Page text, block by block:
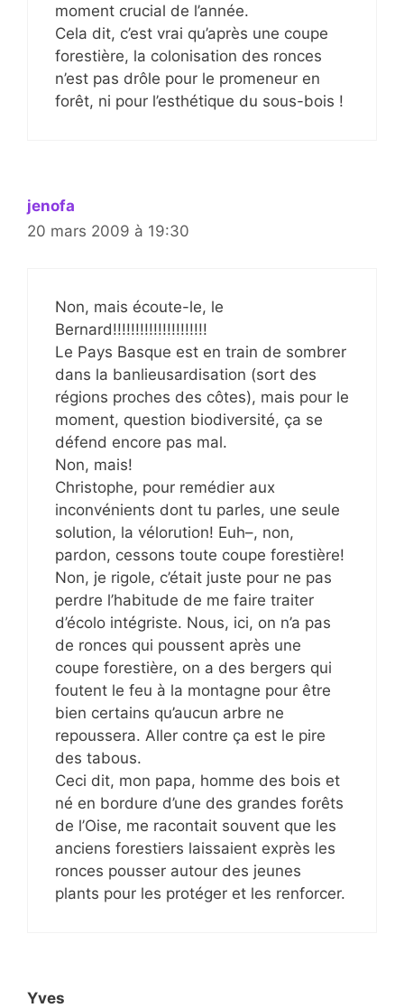
moment crucial de l’année.
Cela dit, c’est vrai qu’après une coupe
forestière, la colonisation des ronces
n’est pas drôle pour le promeneur en
forêt, ni pour l’esthétique du sous-bois !
jenofa
20 mars 2009 à 19:30
Non, mais écoute-le, le
Bernard!!!!!!!!!!!!!!!!!!!!!
Le Pays Basque est en train de sombrer
dans la banlieusardisation (sort des
régions proches des côtes), mais pour le
moment, question biodiversité, ça se
défend encore pas mal.
Non, mais!
Christophe, pour remédier aux
inconvénients dont tu parles, une seule
solution, la vélorution! Euh–, non,
pardon, cessons toute coupe forestière!
Non, je rigole, c’était juste pour ne pas
perdre l’habitude de me faire traiter
d’écolo intégriste. Nous, ici, on n’a pas
de ronces qui poussent après une
coupe forestière, on a des bergers qui
foutent le feu à la montagne pour être
bien certains qu’aucun arbre ne
repoussera. Aller contre ça est le pire
des tabous.
Ceci dit, mon papa, homme des bois et
né en bordure d’une des grandes forêts
de l’Oise, me racontait souvent que les
anciens forestiers laissaient exprès les
ronces pousser autour des jeunes
plants pour les protéger et les renforcer.
Yves